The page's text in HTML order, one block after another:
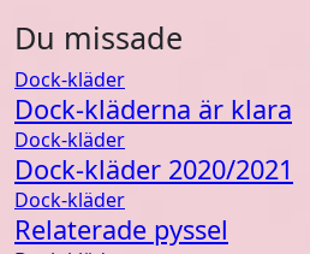
Du missade
Dock-kläder
Dock-kläderna är klara
Dock-kläder
Dock-kläder 2020/2021
Dock-kläder
Relaterade pyssel